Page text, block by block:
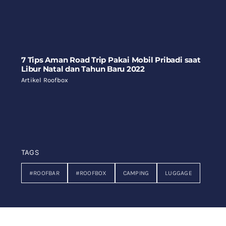
7 Tips Aman Road Trip Pakai Mobil Pribadi saat
Libur Natal dan Tahun Baru 2022
Artikel Roofbox
TAGS
#ROOFBAR #ROOFBOX CAMPING LUGGAGE